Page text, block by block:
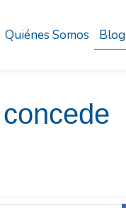
Quiénes Somos Blog